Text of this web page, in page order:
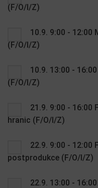
(F/O/I/Z)
10.9. 9:00 - 12:00
(F/O/I/Z)
10.9. 13:00 -
(F/O/I/Z)
21.9. 9:00 - 16:00
hranic (F/O/I/Z)
22.9. 9:00 - 12:00
postprodukce (F/O/I/Z)
22.9. 13:00 -